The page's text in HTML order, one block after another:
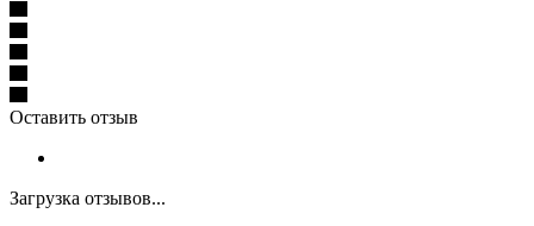
Оставить отзыв
Загрузка отзывов...